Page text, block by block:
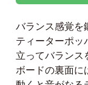
バランス感覚を
ティーターポッ
立ってバランス
ボードの裏面に